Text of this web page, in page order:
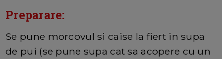
Preparare:
Se pune morcovul si caise la fiert in supa
de pui (se pune supa cat sa acopere cu un